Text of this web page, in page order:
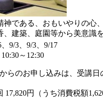
である、おもいやりの心
建築、庭園等から美意識
9/3、9/3、9/17
～12:30
らのお申し込みは、受講日
17,820円（うち消費税額